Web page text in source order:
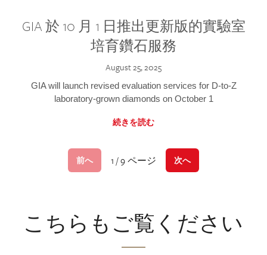
GIA 於 10 月 1 日推出更新版的實驗室
培育鑽石服務
August 25, 2025
GIA will launch revised evaluation services for D-to-Z
laboratory-grown diamonds on October 1
続きを読む
前へ 1 / 9 ページ 次へ
こちらもご覧ください